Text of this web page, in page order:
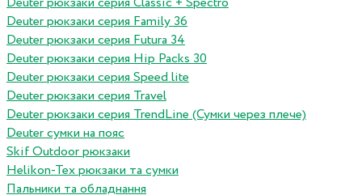
Deuter рюкзаки серия Family 36
Deuter рюкзаки серия Futura 34
Deuter рюкзаки серия Hip Packs 30
Deuter рюкзаки серия Speed lite
Deuter рюкзаки серия Travel
Deuter рюкзаки серия TrendLine (Сумки через плече)
Deuter сумки на пояс
Skif Outdoor рюкзаки
Helikon-Tex рюкзаки та сумки
Пальники та обладнання